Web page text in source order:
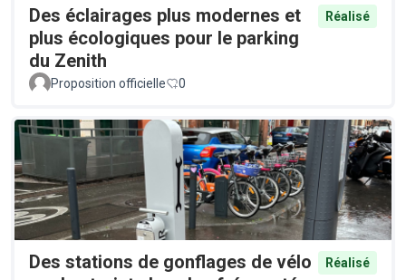
Des éclairages plus modernes et
plus écologiques pour le parking
du Zenith
Réalisé
Proposition officielle 0
Des stations de gonflages de vélo
Réalisé